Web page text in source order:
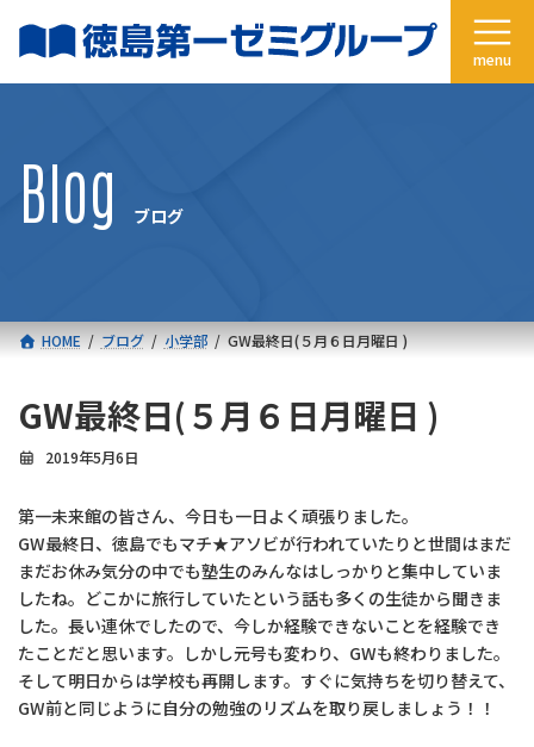
ン
ー
Blog ブログ
HOME ブログ 小学部 GW最終日(５月６日月曜日 )
GW最終日(５月６日月曜日 )
2019年5月6日
第一未来館の皆さん、今日も一日よく頑張りました。
GW最終日、徳島でもマチ★アソビが行われていたりと世間はまだ
まだお休み気分の中でも塾生のみんなはしっかりと集中していま
したね。どこかに旅行していたという話も多くの生徒から聞きま
した。長い連休でしたので、今しか経験できないことを経験でき
たことだと思います。しかし元号も変わり、GWも終わりました。
そして明日からは学校も再開します。すぐに気持ちを切り替えて、
GW前と同じように自分の勉強のリズムを取り戻しましょう！！